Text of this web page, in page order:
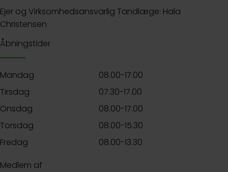
Ejer og Virksomhedsansvarlig Tandlæge: Hala
Christensen
Åbningstider
Mandag
08.00-17.00
Tirsdag
07.30-17.00
Onsdag
08.00-17.00
Torsdag
08.00-15.30
Fredag
08.00-13.30
Medlem af